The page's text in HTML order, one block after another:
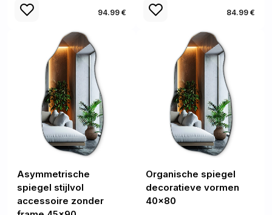
94.99 € 84.99 €
Asymmetrische
spiegel stijlvol
accessoire zonder
Organische spiegel
decoratieve vormen
40x80